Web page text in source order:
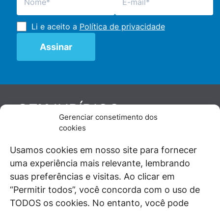
Gerenciar consetimento dos
cookies
Usamos cookies em nosso site para fornecer
uma experiência mais relevante, lembrando
suas preferências e visitas. Ao clicar em
“Permitir todos”, você concorda com o uso de
TODOS os cookies. No entanto, você pode
Li e aceito a Política de privacidade
GENJURÍDICO
De maneira independente, os autores e
juristas e doutrinadores nacionais, se posicionam
diante de questões relevantes do cotidiano e
universo jurídico.